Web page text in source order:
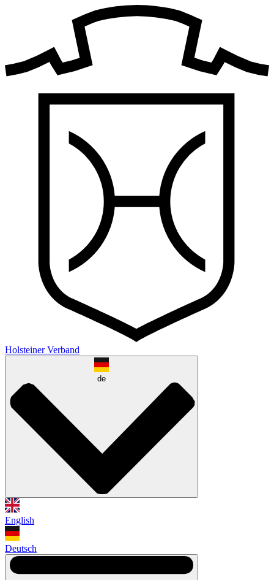
Holsteiner Verband
de
English
Deutsch